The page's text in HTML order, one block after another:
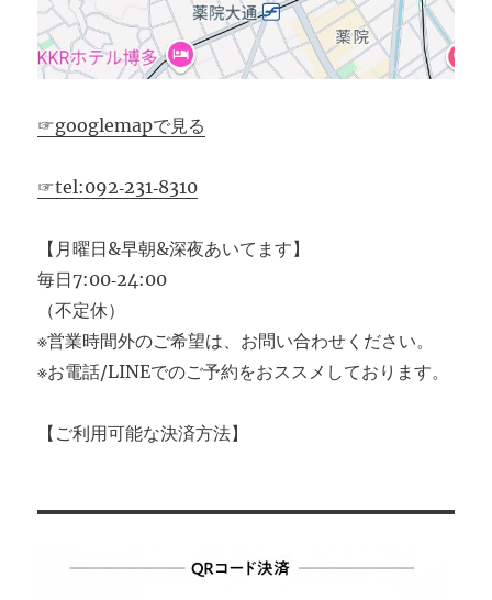
☞googlemapで見る
☞tel:092‐231‐8310
【月曜日&早朝&深夜あいてます】
毎日7:00‐24:00
（不定休）
※営業時間外のご希望は、お問い合わせください。
※お電話/LINEでのご予約をおススメしております。
【ご利用可能な決済方法】